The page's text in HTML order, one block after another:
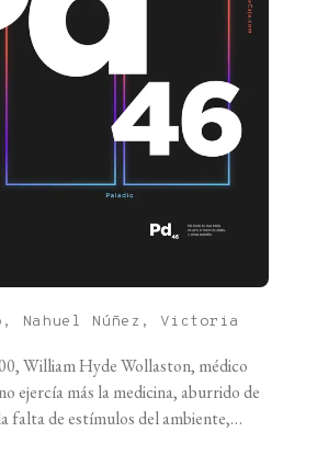
Nahuel Núñez, Victoria
William Hyde Wollaston, médico
ejercía más la medicina, aburrido de
falta de estímulos del ambiente,